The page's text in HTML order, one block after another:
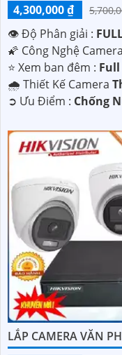
4,300,000 ₫
👁 Độ Phân giải :
🌠 Công Nghệ
⭐ Xem ban đêm : Full
🌧️ Thiết Kế Camera
️➲ Ưu Điểm : Chống
LẮP CAMERA VĂN